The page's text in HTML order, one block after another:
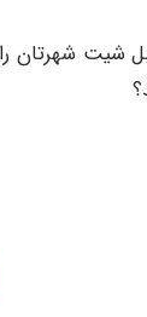
شیت شهرتان